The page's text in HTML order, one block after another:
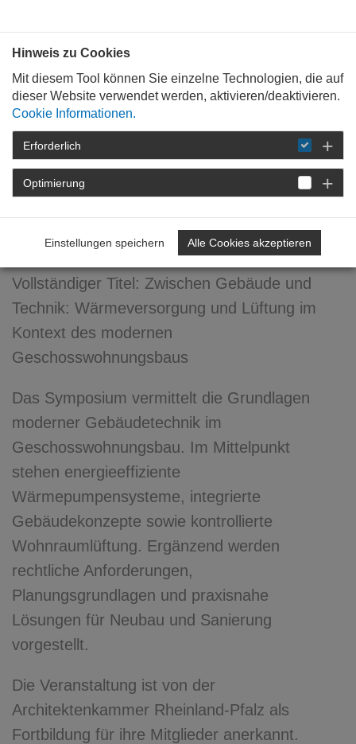
STARTSEITE
DETAIL
Zwischen Gebäude und
Technik
Vollständiger Titel: Zwischen Gebäude und
Technik: Wärmeversorgung und Lüftung im
Kontext des modernen
Geschosswohnungsbaus
Das Symposium vermittelt die Grundlagen
moderner Gebäudetechnik im
Geschosswohnungsbau. Im Mittelpunkt
stehen energieeffiziente
Wärmepumpensysteme, integrierte
Gebäudekonzepte sowie kontrollierte
Wohnraumlüftung. Ergänzend werden
rechtliche Anforderungen,
Planungsgrundlagen und praxisnahe
Lösungen für Neubau und Sanierung
vorgestellt.
Die Veranstaltung ist von der
Architektenkammer Rheinland-Pfalz als
Fortbildung für ihre Mitglieder anerkannt.
Hinweis zu Cookies
Mit diesem Tool können Sie einzelne Technologien, die auf
dieser Website verwendet werden, aktivieren/deaktivieren.
Cookie Informationen.
Erforderlich
Optimierung
Einstellungen speichern Alle Cookies akzeptieren